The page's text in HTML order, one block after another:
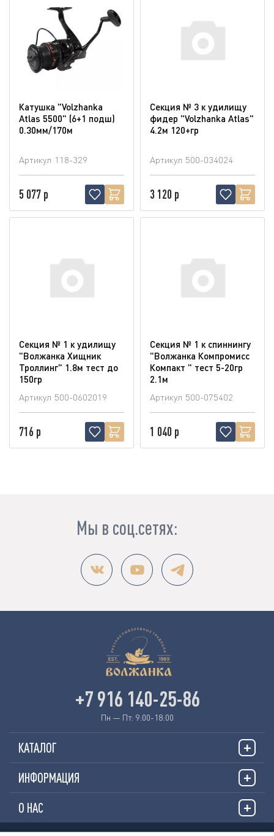
Катушка "Volzhanka
Atlas 5500" (6+1 подш)
0.30мм/170м
Артикул 118-329
5 077 р
Секция № 3 к удилищу
фидер "Volzhanka Atlas"
4.2м 120+гр
Артикул 500-034024
3 120 р
Секция № 1 к удилищу
"Волжанка Хищник
Троллинг" 1.8м тест до
150гр
Артикул 500-0602019
716 р
Секция № 1 к спиннингу
"Волжанка Компромисс
Компакт " тест 5-20гр
2.1м
Артикул 500-075402
1 040 р
Мы в соц.сетях:
КАТАЛОГ
ИНФОРМАЦИЯ
О НАС
+7 916 140-25-86
Пн — Пт: 9:00-18:00